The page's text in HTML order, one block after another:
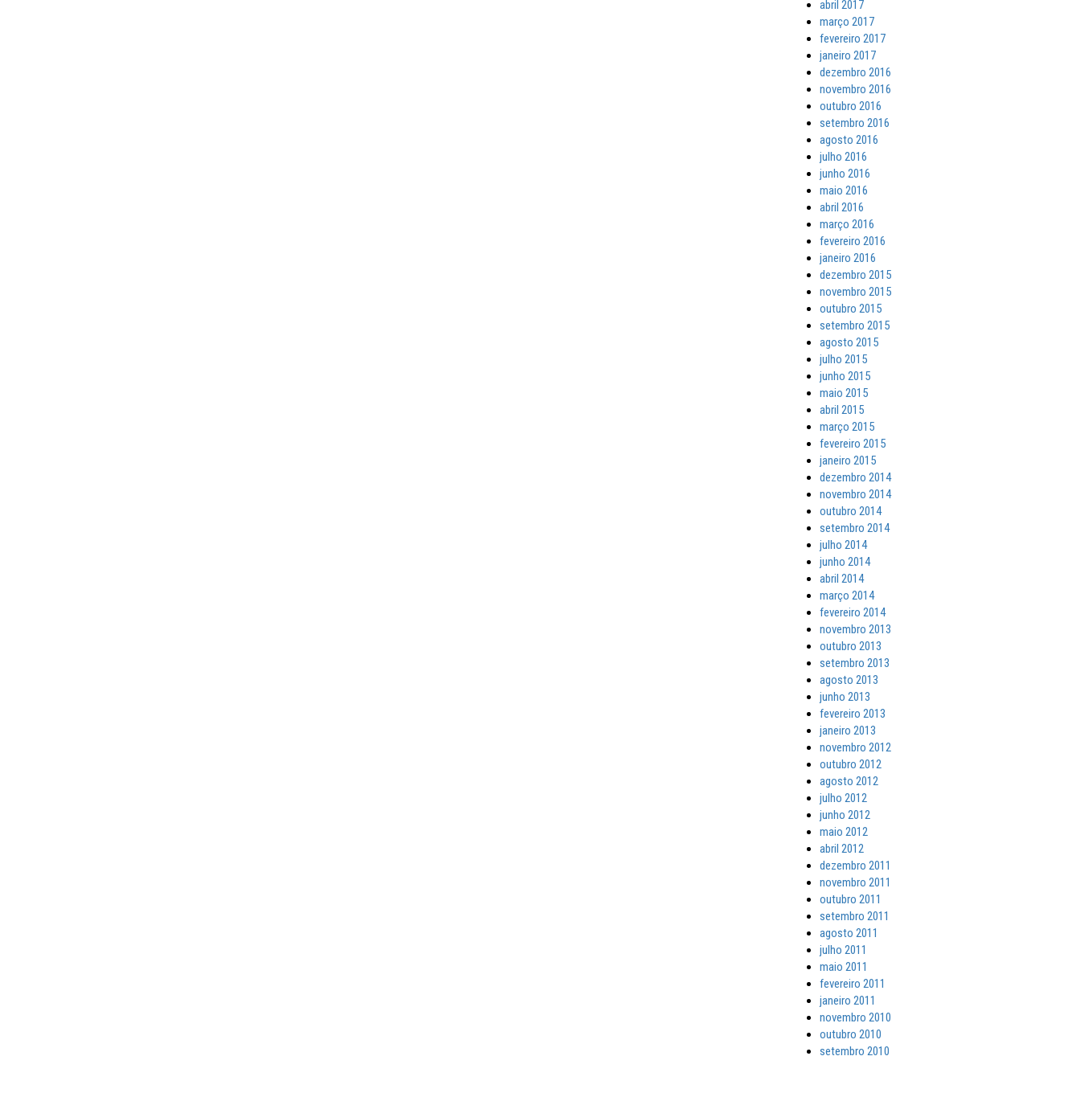
abril 2017
março 2017
fevereiro 2017
janeiro 2017
dezembro 2016
novembro 2016
outubro 2016
setembro 2016
agosto 2016
julho 2016
junho 2016
maio 2016
abril 2016
março 2016
fevereiro 2016
janeiro 2016
dezembro 2015
novembro 2015
outubro 2015
setembro 2015
agosto 2015
julho 2015
junho 2015
maio 2015
abril 2015
março 2015
fevereiro 2015
janeiro 2015
dezembro 2014
novembro 2014
outubro 2014
setembro 2014
julho 2014
junho 2014
abril 2014
março 2014
fevereiro 2014
novembro 2013
outubro 2013
setembro 2013
agosto 2013
junho 2013
fevereiro 2013
janeiro 2013
novembro 2012
outubro 2012
agosto 2012
julho 2012
junho 2012
maio 2012
abril 2012
dezembro 2011
novembro 2011
outubro 2011
setembro 2011
agosto 2011
julho 2011
maio 2011
fevereiro 2011
janeiro 2011
novembro 2010
outubro 2010
setembro 2010